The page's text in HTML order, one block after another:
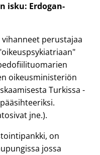
isku: Erdogan-
perustajaa
oikeuspsykiatriaan
oikeusministeriön
Turkissa -
jne.).
on
jossa